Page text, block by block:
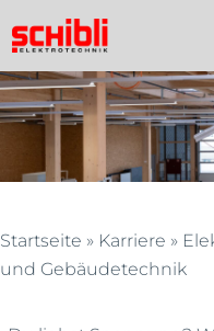
to
main
content
Kontakt Suchen
Startseite » Karriere »
und Gebäudetechnik